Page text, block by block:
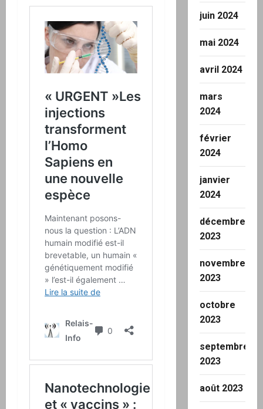
juin 2024
mai 2024
avril 2024
mars
2024
février
2024
janvier
2024
décembre
2023
novembre
2023
octobre
2023
septembre
2023
août 2023